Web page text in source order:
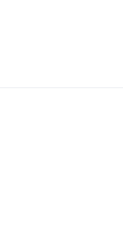
hábitos e
o que você pode